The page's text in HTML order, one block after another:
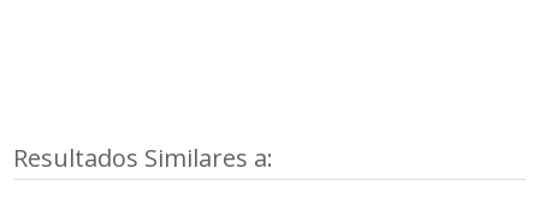
Resultados Similares a: